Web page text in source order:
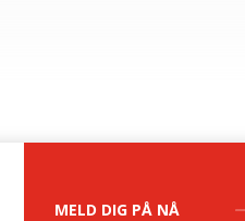
MELD DIG PÅ NÅ